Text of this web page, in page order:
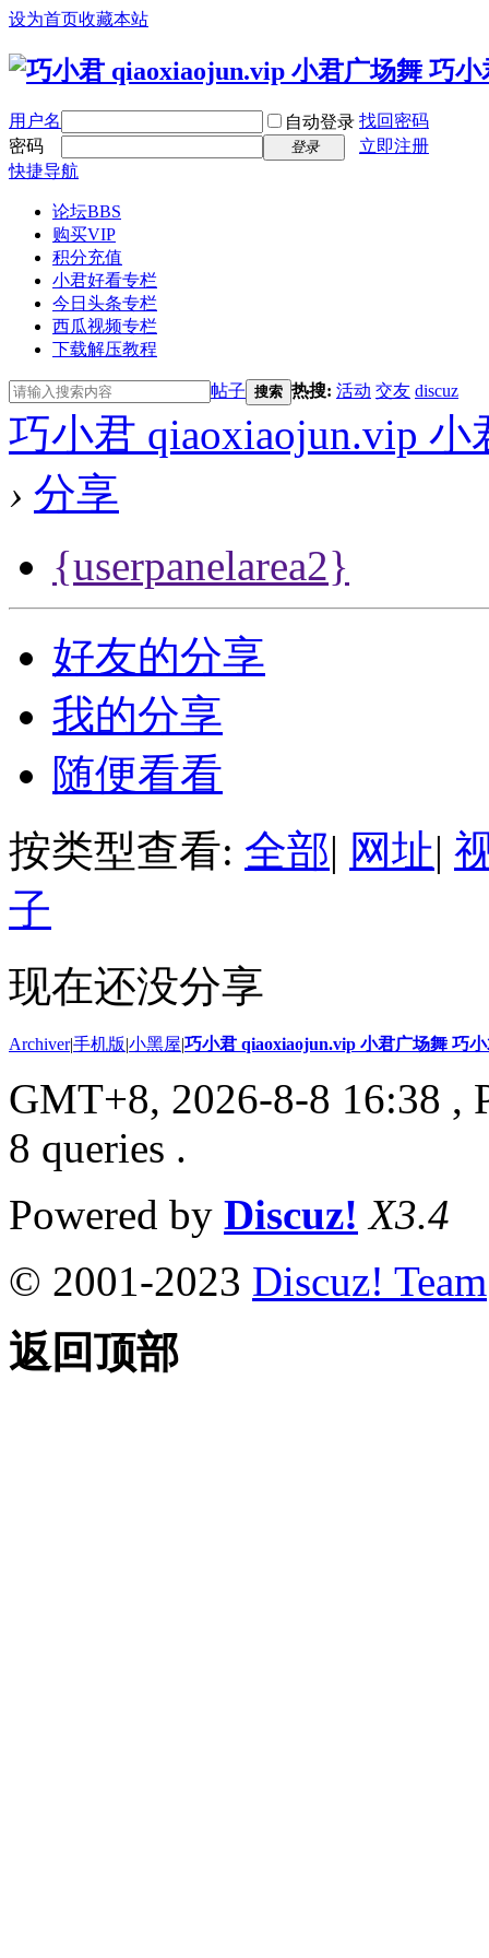
设为首页收藏本站
用户名 自动登录 找回密码
密码
登录
立即注册
快捷导航
论坛BBS
购买VIP
积分充值
小君好看专栏
今日头条专栏
西瓜视频专栏
下载解压教程
帖子 搜索 热搜: 活动 交友 discuz
巧小君 qiaoxiaojun.vip
› 分享
{userpanelarea2}
好友的分享
我的分享
随便看看
按类型查看: 全部| 网址|
子
现在还没分享
Archiver|手机版|小黑屋|巧小君 qiaoxiaojun.vip 小君广场舞 巧
GMT+8, 2026-8-8 16:38 ,
8 queries .
Powered by Discuz! X3.4
© 2001-2023 Discuz! Team
返回顶部